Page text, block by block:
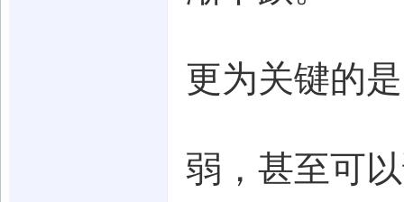
更为关键的
弱，甚至可